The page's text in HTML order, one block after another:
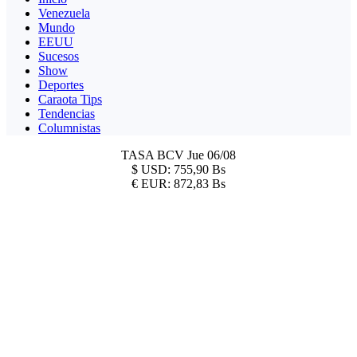
Venezuela
Mundo
EEUU
Sucesos
Show
Deportes
Caraota Tips
Tendencias
Columnistas
TASA BCV Jue 06/08
$ USD: 755,90 Bs
€ EUR: 872,83 Bs